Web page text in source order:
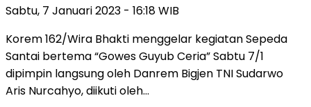
Sabtu, 7 Januari 2023 - 16:18 WIB
Korem 162/Wira Bhakti menggelar kegiatan Sepeda
Santai bertema “Gowes Guyub Ceria” Sabtu 7/1
dipimpin langsung oleh Danrem Bigjen TNI Sudarwo
Aris Nurcahyo, diikuti oleh…